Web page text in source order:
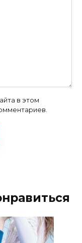
в этом